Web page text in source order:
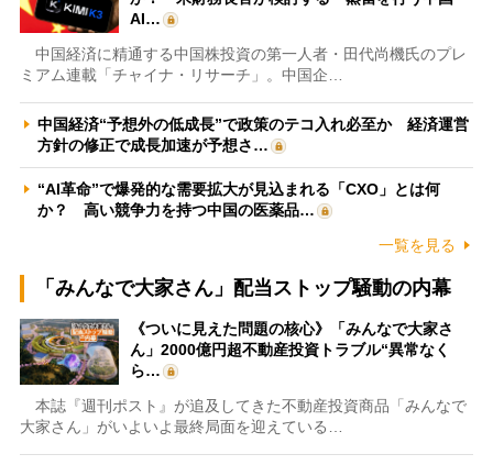
AI…
中国経済に精通する中国株投資の第一人者・田代尚機氏のプレ
ミアム連載「チャイナ・リサーチ」。中国企…
中国経済“予想外の低成長”で政策のテコ入れ必至か 経済運営
方針の修正で成長加速が予想さ…
“AI革命”で爆発的な需要拡大が見込まれる「CXO」とは何
か？ 高い競争力を持つ中国の医薬品…
一覧を見る
「みんなで大家さん」配当ストップ騒動の内幕
《ついに見えた問題の核心》「みんなで大家さ
ん」2000億円超不動産投資トラブル“異常なく
ら…
本誌『週刊ポスト』が追及してきた不動産投資商品「みんなで
大家さん」がいよいよ最終局面を迎えている…